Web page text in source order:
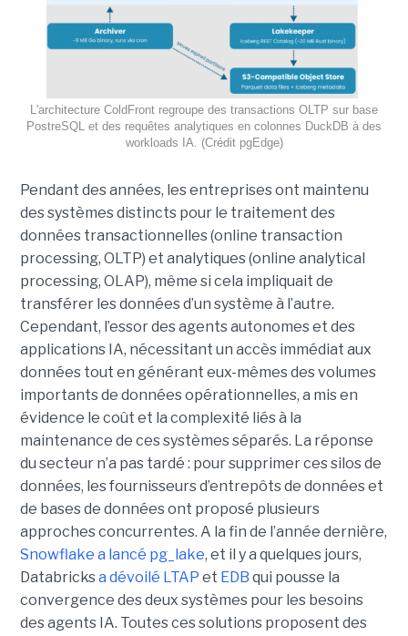
L'architecture ColdFront regroupe des transactions OLTP sur base
PostreSQL et des requêtes analytiques en colonnes DuckDB à des
workloads IA. (Crédit pgEdge)
Pendant des années, les entreprises ont maintenu
des systèmes distincts pour le traitement des
données transactionnelles (online transaction
processing, OLTP) et analytiques (online analytical
processing, OLAP), même si cela impliquait de
transférer les données d’un système à l’autre.
Cependant, l’essor des agents autonomes et des
applications IA, nécessitant un accès immédiat aux
données tout en générant eux-mêmes des volumes
importants de données opérationnelles, a mis en
évidence le coût et la complexité liés à la
maintenance de ces systèmes séparés. La réponse
du secteur n’a pas tardé : pour supprimer ces silos de
données, les fournisseurs d’entrepôts de données et
de bases de données ont proposé plusieurs
approches concurrentes. A la fin de l’année dernière,
Snowflake a lancé pg_lake, et il y a quelques jours,
Databricksa dévoilé LTAP et EDB qui pousse la
convergence des deux systèmes pour les besoins
des agents IA. Toutes ces solutions proposent des